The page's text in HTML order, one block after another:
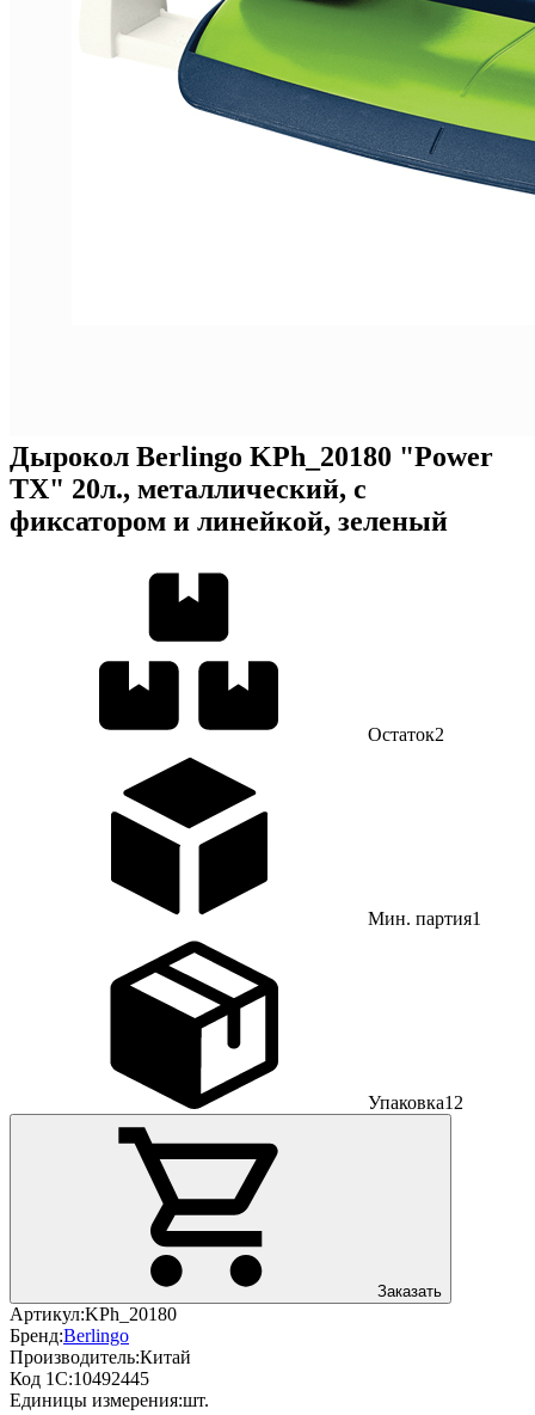
Дырокол Berlingo KPh_20180 "Power
TX" 20л., металлический, с
фиксатором и линейкой, зеленый
Остаток2
Мин. партия1
Упаковка12
Заказать
Артикул:KPh_20180
Бренд:Berlingo
Производитель:Китай
Код 1С:10492445
Единицы измерения:шт.